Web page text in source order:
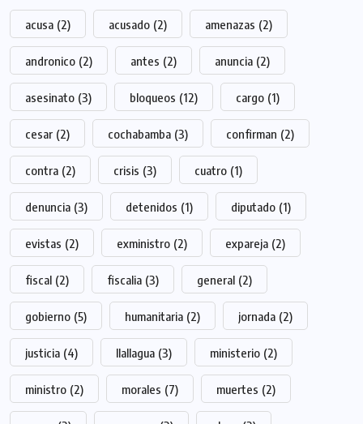
acusa (2) acusado (2) amenazas (2)
andronico (2) antes (2) anuncia (2)
asesinato (3) bloqueos (12) cargo (1)
cesar (2) cochabamba (3) confirman (2)
contra (2) crisis (3) cuatro (1)
denuncia (3) detenidos (1) diputado (1)
evistas (2) exministro (2) expareja (2)
fiscal (2) fiscalia (3) general (2)
gobierno (5) humanitaria (2) jornada (2)
justicia (4) llallagua (3) ministerio (2)
ministro (2) morales (7) muertes (2)